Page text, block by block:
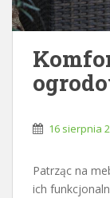
16 sierpnia
Patrząc na
ich